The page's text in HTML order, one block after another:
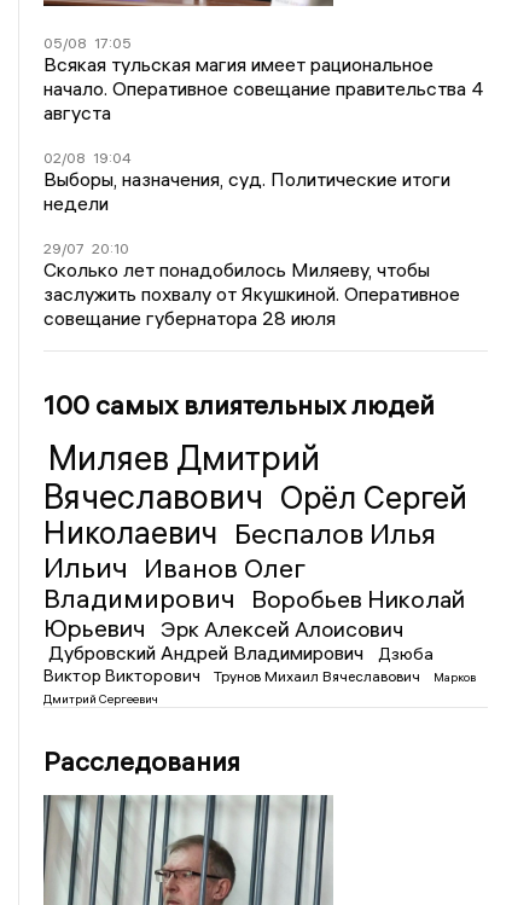
05/08 17:05
Всякая тульская магия имеет рациональное
начало. Оперативное совещание правительства 4
августа
02/08 19:04
Выборы, назначения, суд. Политические итоги
недели
29/07 20:10
Сколько лет понадобилось Миляеву, чтобы
заслужить похвалу от Якушкиной. Оперативное
совещание губернатора 28 июля
100 самых влиятельных людей
Миляев Дмитрий
Вячеславович Орёл Сергей
Николаевич Беспалов Илья
Ильич
Иванов Олег
Владимирович
Воробьев Николай
Юрьевич
Эрк Алексей Алоисович
Дубровский Андрей Владимирович
Дзюба
Виктор Викторович
Трунов Михаил Вячеславович
Марков
Дмитрий Сергеевич
Расследования